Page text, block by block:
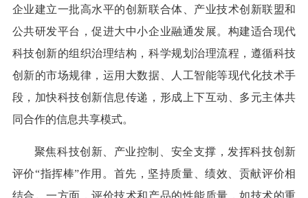
企业建立一批高水平的创新联合体、产业技术创新联盟和
公共研发平台，促进大中小企业融通发展。构建适合现代
科技创新的组织治理结构，科学规划治理流程，遵循科技
创新的市场规律，运用大数据、人工智能等现代化技术手
段，加快科技创新信息传递，形成上下互动、多元主体共
同合作的信息共享模式。
聚焦科技创新、产业控制、安全支撑，发挥科技创新
评价“指挥棒”作用。首先，坚持质量、绩效、贡献评价相